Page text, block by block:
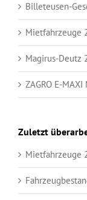
Billeteusen-
Mietfahrzeuge
Magirus-Deutz
ZAGRO E-MAXI
Zuletzt
Mietfahrzeuge